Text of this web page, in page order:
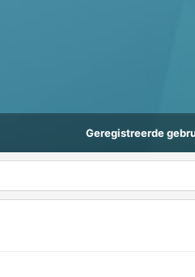
Geregistreerde